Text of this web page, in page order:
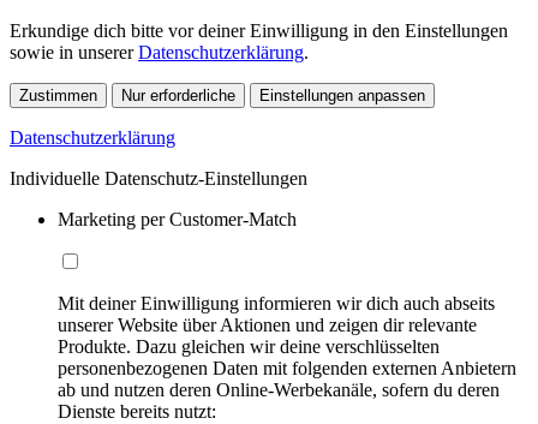
Erkundige dich bitte vor deiner Einwilligung in den Einstellungen
sowie in unsererDatenschutzerklärung.
Zustimmen Nur erforderliche Einstellungen anpassen
Datenschutzerklärung
Individuelle Datenschutz-Einstellungen
Marketing per Customer-Match
Mit deiner Einwilligung informieren wir dich auch abseits
unserer Website über Aktionen und zeigen dir relevante
Produkte. Dazu gleichen wir deine verschlüsselten
personenbezogenen Daten mit folgenden externen Anbietern
ab und nutzen deren Online-Werbekanäle, sofern du deren
Dienste bereits nutzt: